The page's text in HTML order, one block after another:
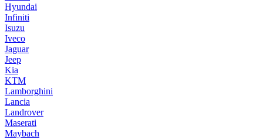
Hyundai
Infiniti
Isuzu
Iveco
Jaguar
Jeep
Kia
KTM
Lamborghini
Lancia
Landrover
Maserati
Maybach